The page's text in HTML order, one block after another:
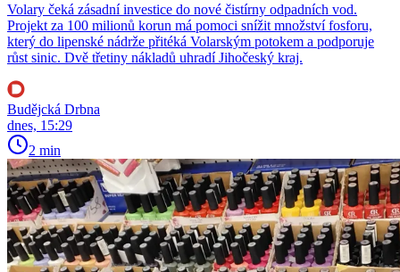
Volary čeká zásadní investice do nové čistírny odpadních vod.
Projekt za 100 milionů korun má pomoci snížit množství fosforu,
který do lipenské nádrže přitéká Volarským potokem a podporuje
růst sinic. Dvě třetiny nákladů uhradí Jihočeský kraj.
Budějcká Drbna
dnes, 15:29
2 min